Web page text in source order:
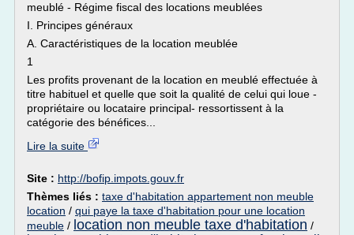
meublé - Régime fiscal des locations meublées
I. Principes généraux
A. Caractéristiques de la location meublée
1
Les profits provenant de la location en meublé effectuée à
titre habituel et quelle que soit la qualité de celui qui loue -
propriétaire ou locataire principal- ressortissent à la
catégorie des bénéfices...
Lire la suite
Site : http://bofip.impots.gouv.fr
Thèmes liés : taxe d'habitation appartement non meuble
location / qui paye la taxe d'habitation pour une location
meuble / location non meuble taxe d'habitation /